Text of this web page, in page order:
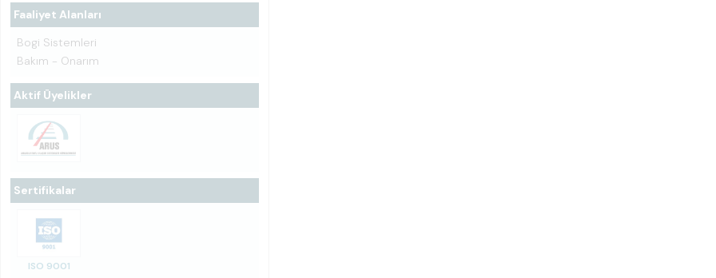
Faaliyet Alanları
Bogi Sistemleri
Bakım - Onarım
Aktif Üyelikler
Sertifikalar
ISO 9001